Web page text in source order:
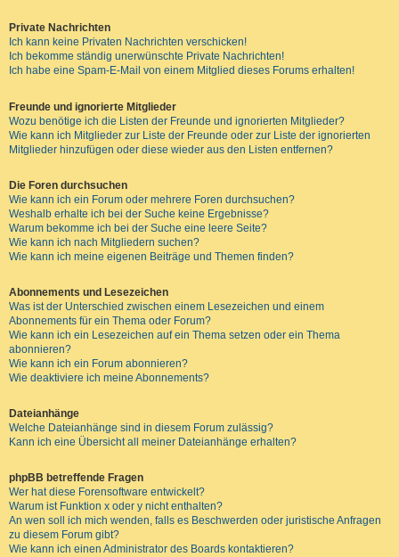
Private Nachrichten
Ich kann keine Privaten Nachrichten verschicken!
Ich bekomme ständig unerwünschte Private Nachrichten!
Ich habe eine Spam-E-Mail von einem Mitglied dieses Forums erhalten!
Freunde und ignorierte Mitglieder
Wozu benötige ich die Listen der Freunde und ignorierten Mitglieder?
Wie kann ich Mitglieder zur Liste der Freunde oder zur Liste der ignorierten
Mitglieder hinzufügen oder diese wieder aus den Listen entfernen?
Die Foren durchsuchen
Wie kann ich ein Forum oder mehrere Foren durchsuchen?
Weshalb erhalte ich bei der Suche keine Ergebnisse?
Warum bekomme ich bei der Suche eine leere Seite?
Wie kann ich nach Mitgliedern suchen?
Wie kann ich meine eigenen Beiträge und Themen finden?
Abonnements und Lesezeichen
Was ist der Unterschied zwischen einem Lesezeichen und einem
Abonnements für ein Thema oder Forum?
Wie kann ich ein Lesezeichen auf ein Thema setzen oder ein Thema
abonnieren?
Wie kann ich ein Forum abonnieren?
Wie deaktiviere ich meine Abonnements?
Dateianhänge
Welche Dateianhänge sind in diesem Forum zulässig?
Kann ich eine Übersicht all meiner Dateianhänge erhalten?
phpBB betreffende Fragen
Wer hat diese Forensoftware entwickelt?
Warum ist Funktion x oder y nicht enthalten?
An wen soll ich mich wenden, falls es Beschwerden oder juristische Anfragen
zu diesem Forum gibt?
Wie kann ich einen Administrator des Boards kontaktieren?